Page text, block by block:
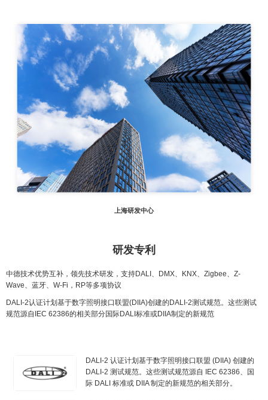
上海研发中心
研发专利
中德技术优势互补，领先技术研发，支持DALI、DMX、KNX、Zigbee、Z-
Wave、蓝牙、W-Fi，RP等多项协议
DALI-2认证计划基于数字照明接口联盟(DIIA)创建的DALI-2测试规范。这些测试
规范源自IEC 62386的相关部分国际DALI标准或DIIA制定的新规范
DALI-2 认证计划基于数字照明接口联盟 (DIIA) 创建的
DALI-2 测试规范。这些测试规范源自 IEC 62386、国
际 DALI 标准或 DIIA 制定的新规范的相关部分。